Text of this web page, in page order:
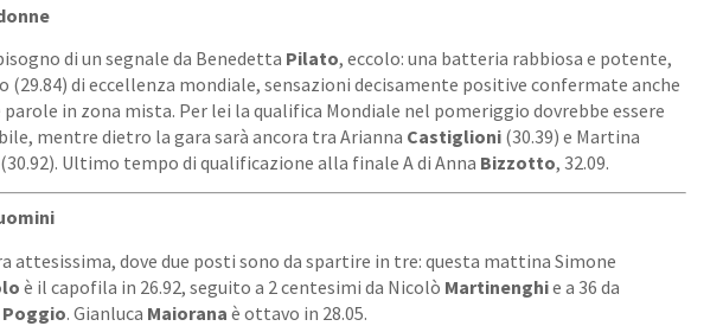
di un segnale da Benedetta Pilato, eccolo: una batteria rabbiosa e potente,
(29.84) di eccellenza mondiale, sensazioni decisamente positive confermate anche
parole in zona mista. Per lei la qualifica Mondiale nel pomeriggio dovrebbe essere
mentre dietro la gara sarà ancora tra Arianna Castiglioni (30.39) e Martina
(30.92). Ultimo tempo di qualificazione alla finale A di Anna Bizzotto, 32.09.
attesissima, dove due posti sono da spartire in tre: questa mattina Simone
è il capofila in 26.92, seguito a 2 centesimi da Nicolò Martinenghie a 36 da
Poggio. Gianluca Maiorana è ottavo in 28.05.